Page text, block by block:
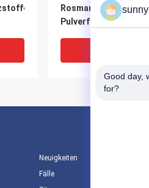
Rosmarinblatt-
Pulverform
Neuigkeiten
Fälle
Good day,
for?